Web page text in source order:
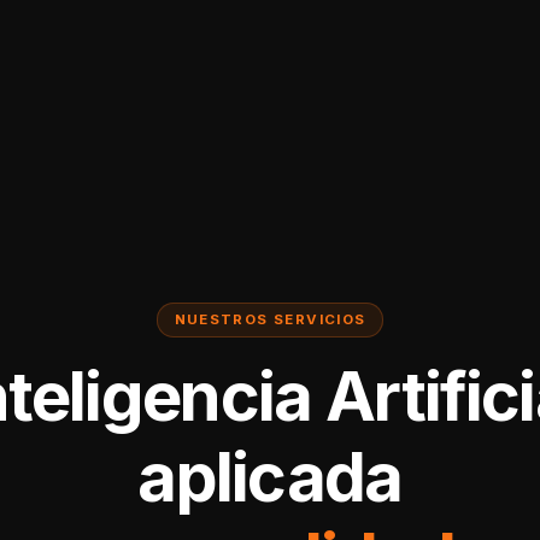
NUESTROS SERVICIOS
aplicada